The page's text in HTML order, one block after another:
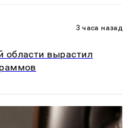
3 часа назад
области вырастил